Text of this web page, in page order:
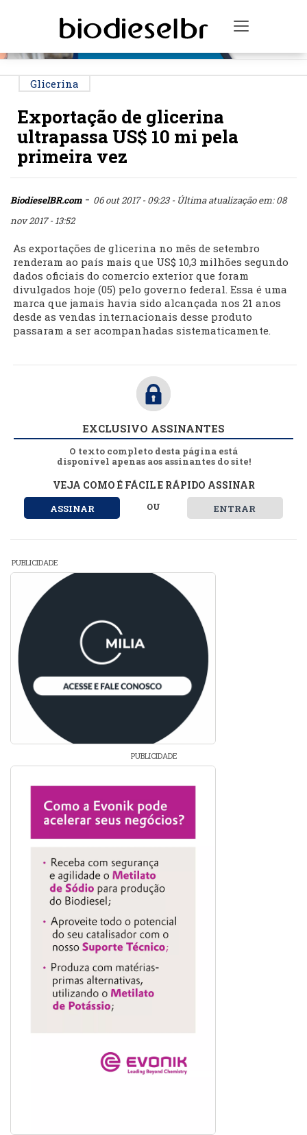
Toggle
Glicerina
Exportação de glicerina
ultrapassa US$ 10 mi pela
primeira vez
BiodieselBR.com- 06 out 2017 - 09:23 - Última atualização em: 08
nov 2017 - 13:52
As exportações de glicerina no mês de setembro
renderam ao país mais que US$ 10,3 milhões segundo
dados oficiais do comercio exterior que foram
divulgados hoje (05) pelo governo federal. Essa é uma
marca que jamais havia sido alcançada nos 21 anos
desde as vendas internacionais desse produto
passaram a ser acompanhadas sistematicamente.
EXCLUSIVO ASSINANTES
O texto completo desta página está
disponível apenas aos assinantes do site!
VEJA COMO É FÁCIL E RÁPIDO ASSINAR
ASSINAR OU ENTRAR
PUBLICIDADE
PUBLICIDADE